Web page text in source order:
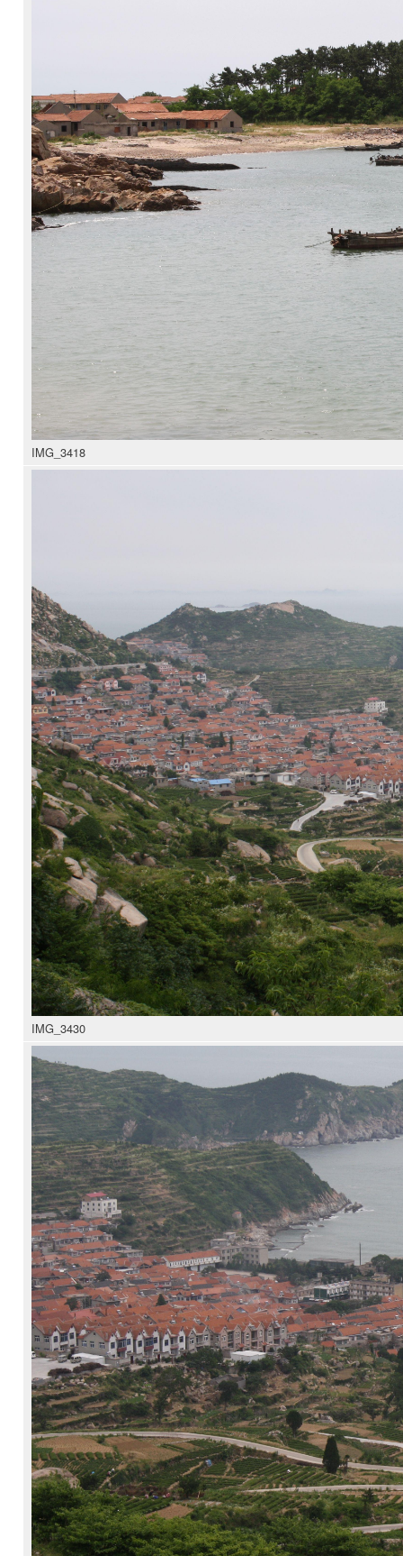
IMG_3418
IMG_3430